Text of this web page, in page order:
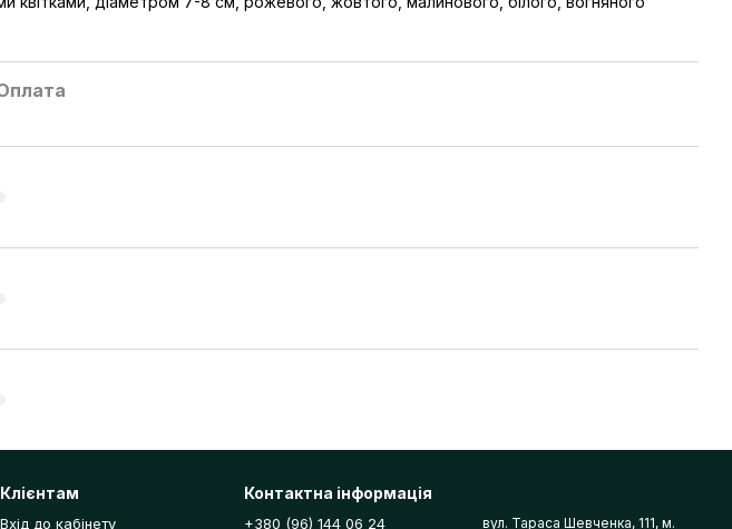
Клієнтам
Вхід до кабінету
Контактна інформація
+380 (96) 144 06 24 вул. Тараса Шевченка, 111, м.